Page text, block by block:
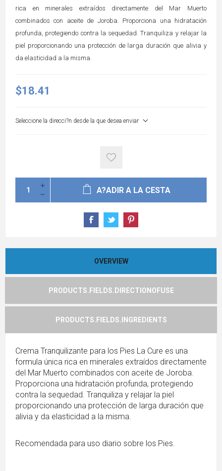
rica en minerales extraídos directamente del Mar Muerto
combinados con aceite de Joroba. Proporciona una hidratación
profunda, protegiendo contra la sequedad. Tranquiliza y relajar la
piel proporcionando una protección de larga duración que alivia y
da elasticidad a la misma.
$18.41
Seleccione la direcci?n desde la que desea enviar
A?ADIR A LA CESTA
OVERVIEW
PRODUCTS.FIELDS.DIRECTIONOFUSE
PRODUCTS.FIELDS.INGREDIENTS
Crema Tranquilizante para los Pies La Cure es una
formula única rica en minerales extraídos directamente
del Mar Muerto combinados con aceite de Joroba.
Proporciona una hidratación profunda, protegiendo
contra la sequedad. Tranquiliza y relajar la piel
proporcionando una protección de larga duración que
alivia y da elasticidad a la misma.
Recomendada para uso diario sobre los Pies.